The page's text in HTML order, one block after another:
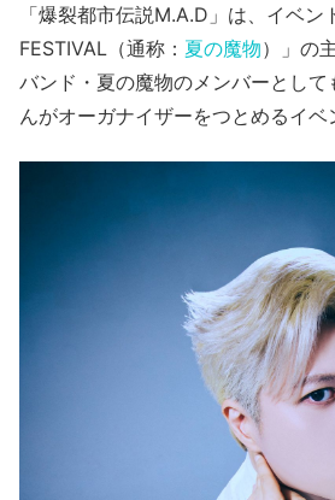
「爆裂都市伝説M.A.D」は、イベン
FESTIVAL（通称： 夏の魔物）」の
バンド・夏の魔物のメンバーとして
んがオーガナイザーをつとめるイベ